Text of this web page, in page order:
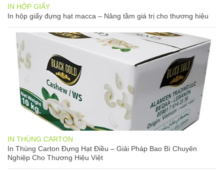
IN HỘP GIẤY
In hộp giấy đựng hạt macca – Nâng tầm giá trị cho thương hiệu
IN THÙNG CARTON
In Thùng Carton Đựng Hạt Điều – Giải Pháp Bao Bì Chuyên
Nghiệp Cho Thương Hiệu Việt